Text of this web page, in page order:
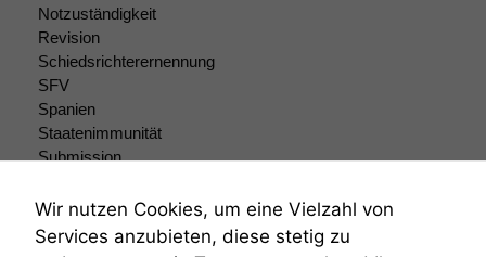
Notzuständigkeit
Revision
Schiedsrichterernennung
SFV
Spanien
Staatenimmunität
Submission
Teilungsklage
Venezuela
VRK
Wir nutzen Cookies, um eine Vielzahl von
Services anzubieten, diese stetig zu
Website nicht
funktionieren.